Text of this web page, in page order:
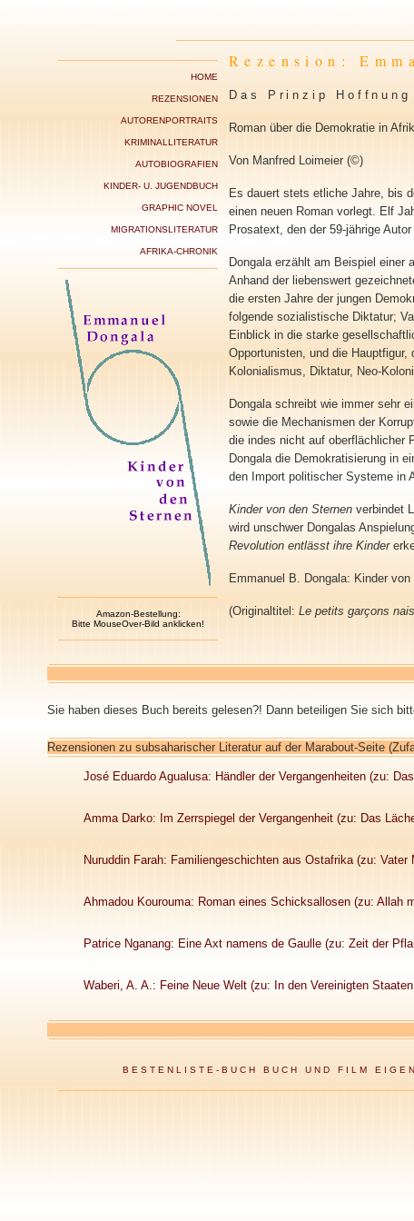
HOME
REZENSIONEN
AUTORENPORTRAITS
KRIMINALLITERATUR
AUTOBIOGRAFIEN
KINDER- U. JUGENDBUCH
GRAPHIC NOVEL
MIGRATIONSLITERATUR
AFRIKA-CHRONIK
Amazon-Bestellung:
Bitte MouseOver-Bild anklicken!
Rezension:
Das Prinzip Hoffnung
Roman über die Demokratie in
Von Manfred Loimeier (©)
Es dauert stets etliche Jahre, bis
einen neuen Roman vorlegt. Elf
Prosatext, den der 59-jährige
Dongala erzählt am Beispiel einer
Anhand der liebenswert
die ersten Jahre der jungen
folgende sozialistische Diktatur;
Einblick in die starke
Opportunisten, und die
Kolonialismus, Diktatur, Neo-
Dongala schreibt wie immer sehr
sowie die Mechanismen der
die indes nicht auf oberflächlicher
Dongala die Demokratisierung in
den Import politischer Systeme in
Kinder von den Sternen verbindet
wird unschwer Dongalas
Revolution entlässt ihre Kinder
Emmanuel B. Dongala: Kinder
(Originaltitel: Le petits garçons
Sie haben dieses Buch bereits gelesen?! Dann beteiligen Sie sich
Rezensionen zu subsaharischer Literatur auf der Marabout-Seite
José Eduardo Agualusa: Händler der Vergangenheiten (zu:
Amma Darko: Im Zerrspiegel der Vergangenheit (zu: Das
Nuruddin Farah: Familiengeschichten aus Ostafrika (zu: Vater
Ahmadou Kourouma: Roman eines Schicksallosen (zu: Allah
Patrice Nganang: Eine Axt namens de Gaulle (zu: Zeit der
Waberi, A. A.: Feine Neue Welt (zu: In den Vereinigten
BESTENLISTE-BUCH BUCH UND FILM